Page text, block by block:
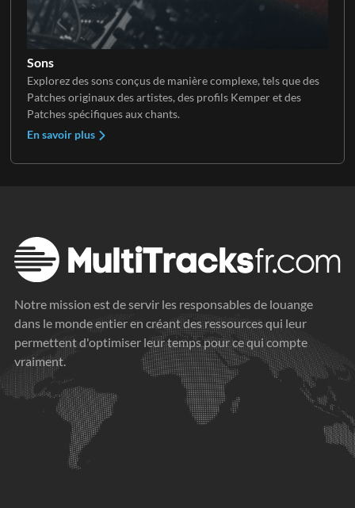
Sons
Explorez des sons conçus de manière complexe, tels que des
Patches originaux des artistes, des profils Kemper et des
Patches spécifiques aux chants.
En savoir plus
Notre mission est de servir les responsables de louange
dans le monde entier en créant des ressources qui leur
permettent d'optimiser leur temps pour ce qui compte
vraiment.